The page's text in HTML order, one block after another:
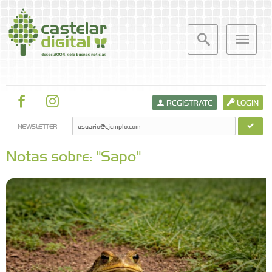
LOGIN
REGISTRATE
NEWSLETTER
Notas sobre: "Sapo"